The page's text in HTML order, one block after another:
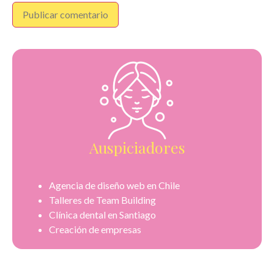
Auspiciadores
Agencia de diseño web en Chile
Talleres de Team Building
Clínica dental en Santiago
Creación de empresas